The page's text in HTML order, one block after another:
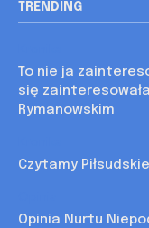
TRENDING
To nie ja
się
Rymanowskim
Czytamy
Opinia Nurtu